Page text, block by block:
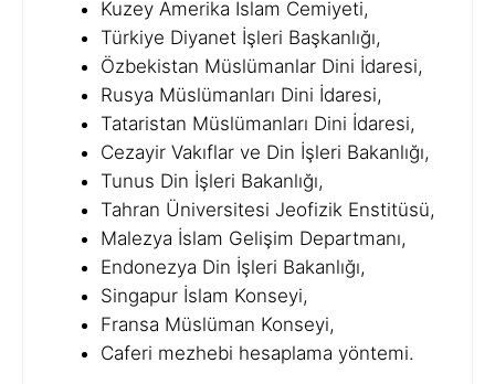
Kuzey Amerika İslam Cemiyeti,
Türkiye Diyanet İşleri Başkanlığı,
Özbekistan Müslümanlar Dini İdaresi,
Rusya Müslümanları Dini İdaresi,
Tataristan Müslümanları Dini İdaresi,
Cezayir Vakıflar ve Din İşleri Bakanlığı,
Tunus Din İşleri Bakanlığı,
Tahran Üniversitesi Jeofizik Enstitüsü,
Malezya İslam Gelişim Departmanı,
Endonezya Din İşleri Bakanlığı,
Singapur İslam Konseyi,
Fransa Müslüman Konseyi,
Caferi mezhebi hesaplama yöntemi.